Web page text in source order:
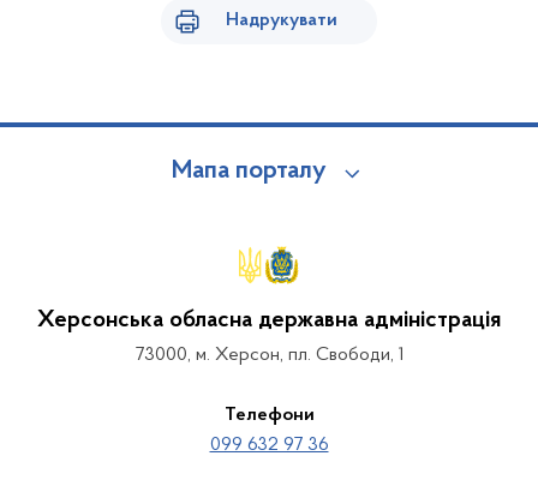
Надрукувати
Мапа порталу
Херсонська обласна державна адміністрація
73000, м. Херсон, пл. Свободи, 1
Телефони
099 632 97 36